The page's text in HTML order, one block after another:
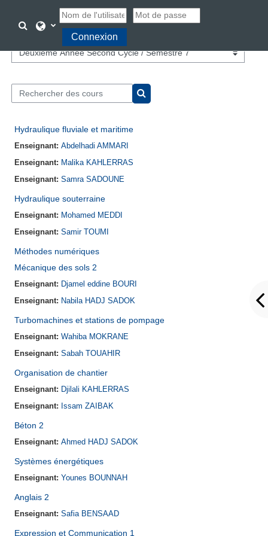
Activer/désactiver la saisie de recherche
Connexion
Catégories de cours
Rechercher des cours
Rechercher des cours
Hydraulique fluviale et maritime
Enseignant:Abdelhadi AMMARI
Enseignant: Malika KAHLERRAS
Enseignant:Samra SADOUNE
Hydraulique souterraine
Enseignant: Mohamed MEDDI
Enseignant:Samir TOUMI
Méthodes numériques
Mécanique des sols 2
Enseignant: Djamel eddine BOURI
Enseignant: Nabila HADJ SADOK
Turbomachines et stations de pompage
Enseignant:Wahiba MOKRANE
Enseignant:Sabah TOUAHIR
Organisation de chantier
Enseignant: Djilali KAHLERRAS
Enseignant: Issam ZAIBAK
Béton 2
Enseignant:Ahmed HADJ SADOK
Systèmes énergétiques
Enseignant:Younes BOUNNAH
Anglais 2
Enseignant:Safia BENSAAD
Expression et Communication 1